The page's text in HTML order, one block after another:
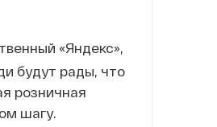
«Яндекс»,
будут рады, что
розничная
шагу.